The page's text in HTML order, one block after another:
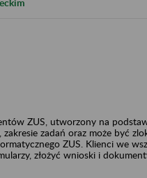
ZUS, utworzony na
zadań oraz może być
ZUS. Klienci we
złożyć wnioski i